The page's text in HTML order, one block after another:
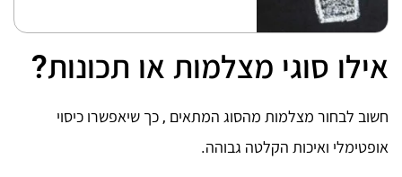
אילו סוגי מצלמות או תכונות?
חשוב לבחור מצלמות מהסוג המתאים , כך שיאפשרו כיסוי
אופטימלי ואיכות הקלטה גבוהה.